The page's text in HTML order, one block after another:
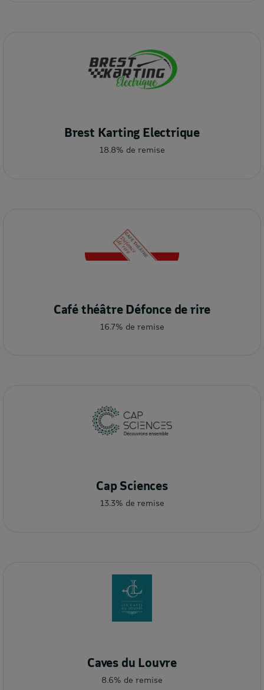
Brest Karting Electrique
18.8% de remise
Café théâtre Défonce de rire
16.7% de remise
Cap Sciences
13.3% de remise
Caves du Louvre
8.6% de remise